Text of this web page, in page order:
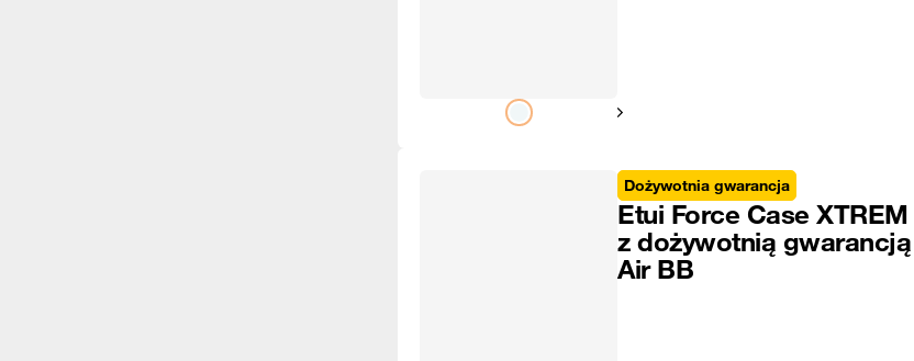
Pokaż następny
Dożywotnia gwarancja
Etui Force Case
z dożywotnią
Air BB